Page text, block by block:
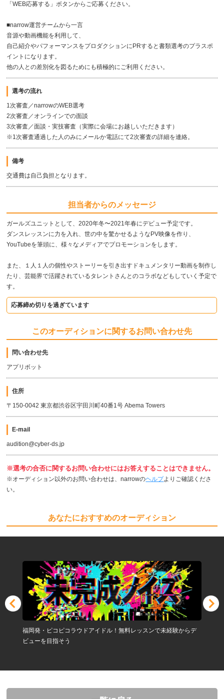
「WEB応募する」ボタンからご応募ください。
■narrow運営チームから一言
音源や動画機能を利用して、
自己紹介やパフォーマンスをプロダクションにPRすると書類選考のプラスポ
イントになります。
他の人との差別化を図るためにも積極的にご利用ください。
選考の流れ
1次審査／narrowのWEB選考
2次審査／オンラインでの面談
3次審査／面談・実技審査（実際に会場にお越しいただきます）
※1次審査通過した人のみにメールか電話にて2次審査の詳細を連絡。
備考
交通費は自己負担となります。
担当者からのメッセージ
ガールズユニットとして、2020年冬〜2021年春にデビュー予定です。
ダンスレッスンに力を入れ、世の中を驚かせるようなPV映像を作り、
YouTubeを筆頭に、様々なメディアでプロモーションをします。
また、１人１人の個性やストーリーを引き出すドキュメンタリー動画を制作し
たり、芸能界で活躍されているタレントさんとのコラボなどもしていく予定で
す。
応募締め切りを過ぎています
このオーディションに関するお問い合わせ先
問い合わせ先
アプリボット
住所
〒150-0042 東京都渋谷区宇田川町40番1号 Abema Towers
E-mail
audition@cyber-ds.jp
※選考の合否に関するお問い合わせにはお答えすることはできません。
※オーディション以外のお問い合わせは、narrowのヘルプよりご確認くださ
い。
あなたにおすすめのオーディション
福岡発・ピコピコラウドアイドル！無料レッスンで未経験からデ
ビューを目指そう